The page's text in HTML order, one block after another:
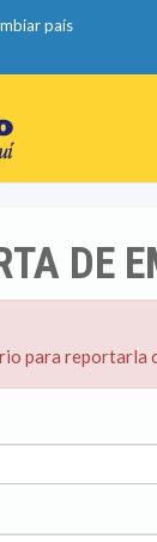
país
DE
para reportarla